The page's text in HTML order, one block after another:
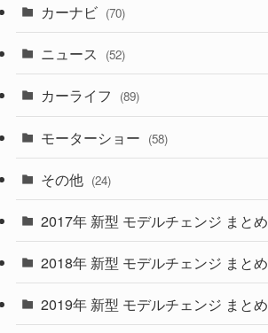
(50)
(43)
(6)
(9)
(4)
(30)
(27)
(58)
(28)
(27)
(26)
(33)
(10)
(35)
(1) (5)
カーナビ (70)
ニュース (52)
カーライフ (89)
モーターショー (58)
その他 (24)
2017年 新型 モデルチェンジ まとめ
2018年 新型 モデルチェンジ まとめ
2019年 新型 モデルチェンジ まとめ